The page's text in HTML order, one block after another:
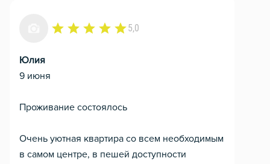
5,0
Юлия
9 июня
Проживание состоялось
Очень уютная квартира со всем необходимым
в самом центре, в пешей доступности